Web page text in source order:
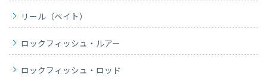
リール（ベイト）
ロックフィッシュ・ルアー
ロックフィッシュ・ロッド